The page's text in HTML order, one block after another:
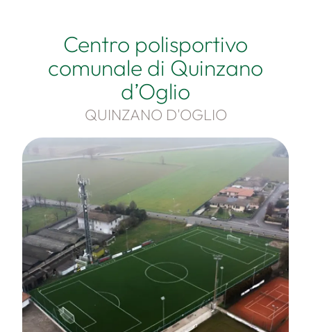
Centro polisportivo
comunale di Quinzano
d’Oglio
QUINZANO D'OGLIO